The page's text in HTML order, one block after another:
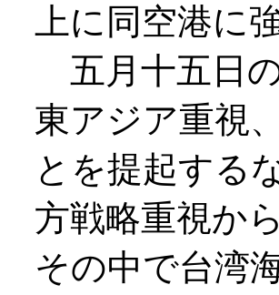
上に同空港に
五月十五日
東アジア重視
とを提起する
方戦略重視か
その中で台湾